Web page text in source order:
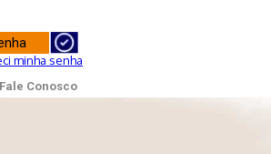
minha senha
Fale Conosco